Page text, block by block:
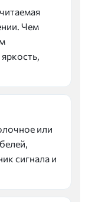
Чем
или
сигнала и